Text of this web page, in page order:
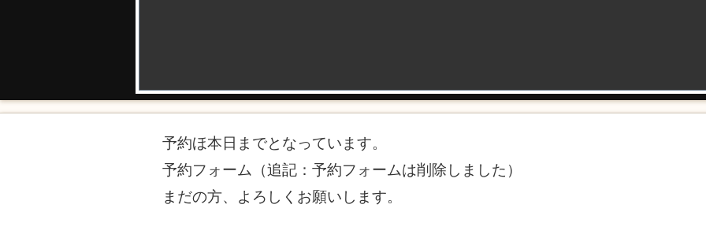
予約ほ本日までとなっています。
予約フォーム（追記：予約フォームは削除しました）
まだの方、よろしくお願いします。